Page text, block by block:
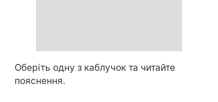
Оберіть одну з каблучок та читайте
пояснення.